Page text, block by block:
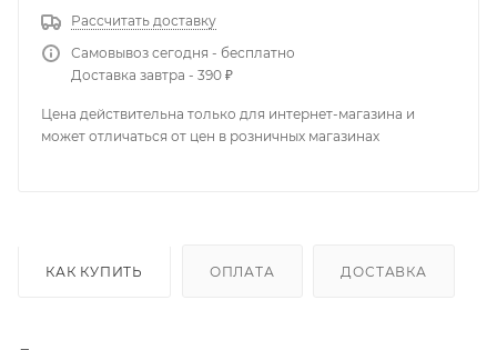
Рассчитать доставку
Самовывоз сегодня - бесплатно
Доставка завтра - 390 ₽
Цена действительна только для интернет-магазина и
может отличаться от цен в розничных магазинах
КАК КУПИТЬ ОПЛАТА ДОСТАВКА